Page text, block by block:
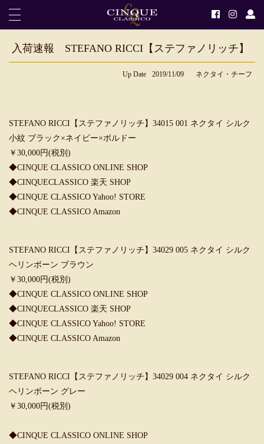
入荷速報 STEFANO RICCI【ステファノリッチ】
Up Date 2019/11/09 ネクタイ・チーフ
STEFANO RICCI【ステファノリッチ】34015 001 ネクタイ シルク
小紋 ブラック×ネイビー×ボルドー
￥30,000円(税別)
◆CINQUE CLASSICO ONLINE SHOP
◆CINQUECLASSICO 楽天 SHOP
◆CINQUE CLASSICO Yahoo! STORE
◆CINQUE CLASSICO Amazon
STEFANO RICCI【ステファノリッチ】34029 005 ネクタイ シルク
ヘリンボーン ブラウン
￥30,000円(税別)
◆CINQUE CLASSICO ONLINE SHOP
◆CINQUECLASSICO 楽天 SHOP
◆CINQUE CLASSICO Yahoo! STORE
◆CINQUE CLASSICO Amazon
STEFANO RICCI【ステファノリッチ】34029 004 ネクタイ シルク
ヘリンボーン グレー
￥30,000円(税別)
◆CINQUE CLASSICO ONLINE SHOP